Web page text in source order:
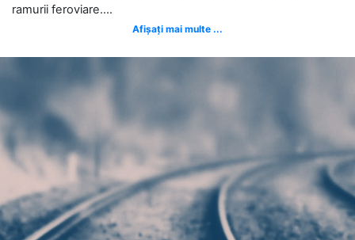
ramurii feroviare....
Afișați mai multe ...